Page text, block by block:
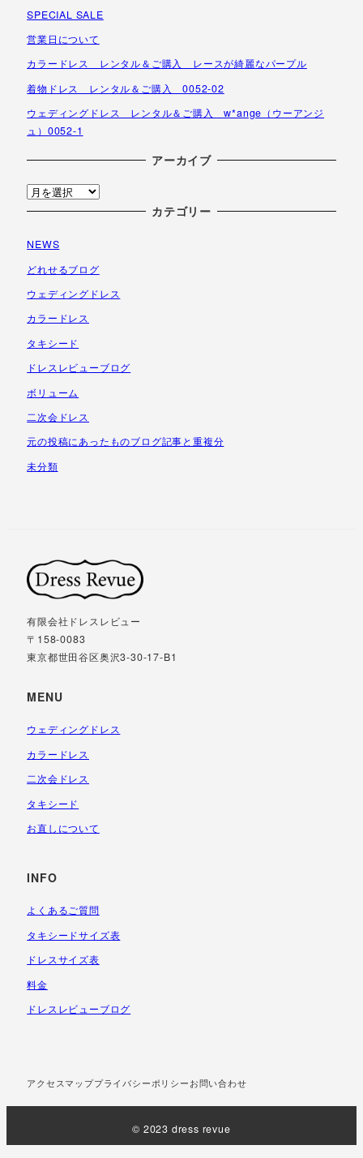
SPECIAL SALE
営業日について
カラードレス レンタル＆ご購入 レースが綺麗なパープル
着物ドレス レンタル＆ご購入 0052-02
ウェディングドレス レンタル＆ご購入 w*ange（ウーアンジ
ュ）0052-1
アーカイブ
ア
ー
イ
ブ
カテゴリー
NEWS
どれせるブログ
ウェディングドレス
カラードレス
タキシード
ドレスレビューブログ
ボリューム
二次会ドレス
元の投稿にあったものブログ記事と重複分
未分類
有限会社ドレスレビュー
〒158-0083
東京都世田谷区奥沢3-30-17-B1
MENU
ウェディングドレス
カラードレス
二次会ドレス
タキシード
お直しについて
INFO
よくあるご質問
タキシードサイズ表
ドレスサイズ表
料金
ドレスレビューブログ
アクセスマッププライバシーポリシーお問い合わせ
© 2023 dress revue